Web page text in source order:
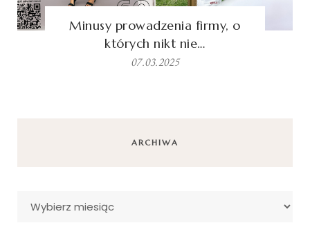
Minusy prowadzenia firmy, o
których nikt nie…
07.03.2025
ARCHIWA